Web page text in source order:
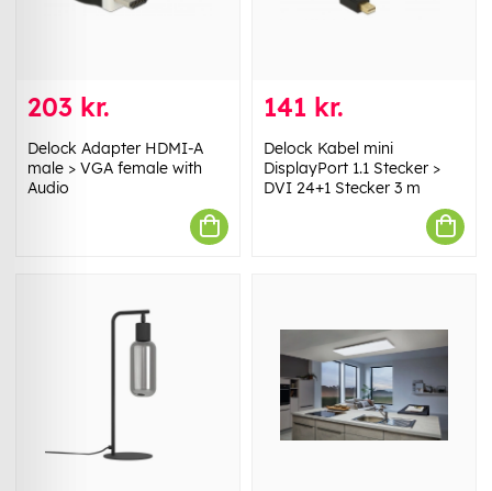
203 kr.
Delock Adapter HDMI-A
male > VGA female with
Audio
141 kr.
Delock Kabel mini
DisplayPort 1.1 Stecker >
DVI 24+1 Stecker 3 m